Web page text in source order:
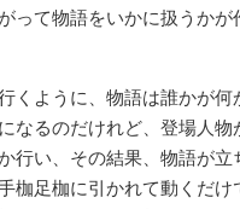
って物語をいかに扱うか
ように、物語は誰かが何
なるのだけれど、登場人
行い、その結果、物語が
枷足枷に引かれて動くだ